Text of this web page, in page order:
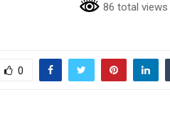
86 total views
0